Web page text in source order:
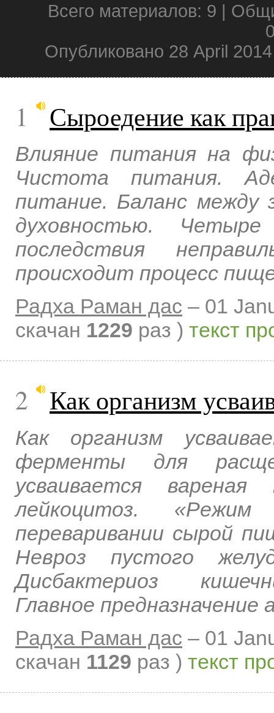
Всего материалов: 9 |
Опубликовано 28 April
1 Сыроедение как
Влияние питания на
Чистота питания.
питание. Баланс между
духовностью.
последствия
происходит процесс
Радха Раман дас – 01
скачан 1229 раз ) текст
2 Как организм
Как организм
ферменты для
усваивается
лейкоцитоз.
переваривании сырой
Невроз пустого
Дисбактериоз
Главное предназначение
Радха Раман дас – 01
скачан 1129 раз ) текст